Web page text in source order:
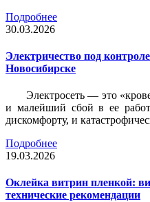
Подробнее
30.03.2026
Электричество под
Новосибирске
Электросеть — это
и малейший сбой в ее
дискомфорту, и
Подробнее
19.03.2026
Оклейка витрин пленкой:
технические рекомендации